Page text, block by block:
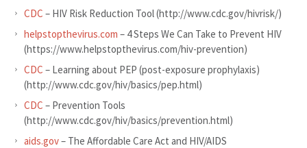
CDC – HIV Risk Reduction Tool (http://www.cdc.gov/hivrisk/)
helpstopthevirus.com – 4 Steps We Can Take to Prevent HIV
(https://www.helpstopthevirus.com/hiv-prevention)
CDC – Learning about PEP (post-exposure prophylaxis)
(http://www.cdc.gov/hiv/basics/pep.html)
CDC – Prevention Tools
(http://www.cdc.gov/hiv/basics/prevention.html)
aids.gov– The Affordable Care Act and HIV/AIDS